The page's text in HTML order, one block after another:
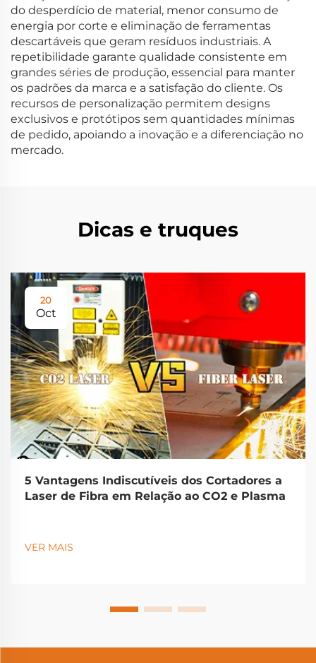
do desperdício de material, menor consumo de
energia por corte e eliminação de ferramentas
descartáveis que geram resíduos industriais. A
repetibilidade garante qualidade consistente em
grandes séries de produção, essencial para manter
os padrões da marca e a satisfação do cliente. Os
recursos de personalização permitem designs
exclusivos e protótipos sem quantidades mínimas
de pedido, apoiando a inovação e a diferenciação no
mercado.
Dicas e truques
20
Oct
5 Vantagens Indiscutíveis dos Cortadores a
Laser de Fibra em Relação ao CO2 e Plasma
VER MAIS